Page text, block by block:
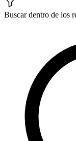
Buscar dentro de los